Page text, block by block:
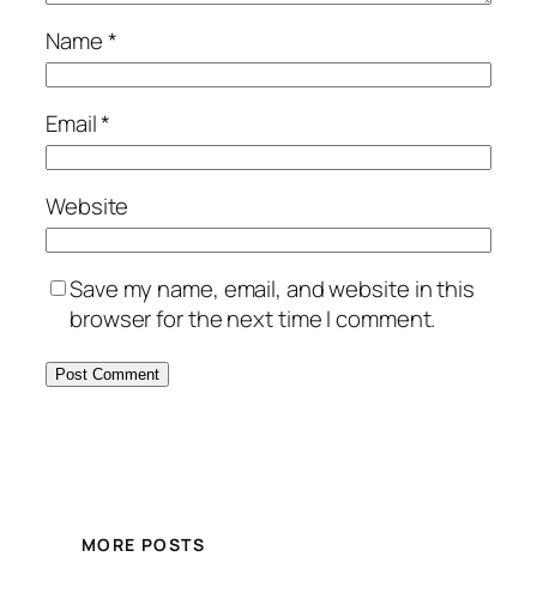
Name*
Email*
Website
Save my name, email, and website in this
browser for the next time I comment.
MORE POSTS